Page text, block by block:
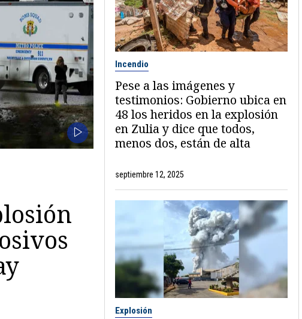
Incendio
Pese a las imágenes y
testimonios: Gobierno ubica en
48 los heridos en la explosión
en Zulia y dice que todos,
menos dos, están de alta
septiembre 12, 2025
Explosión